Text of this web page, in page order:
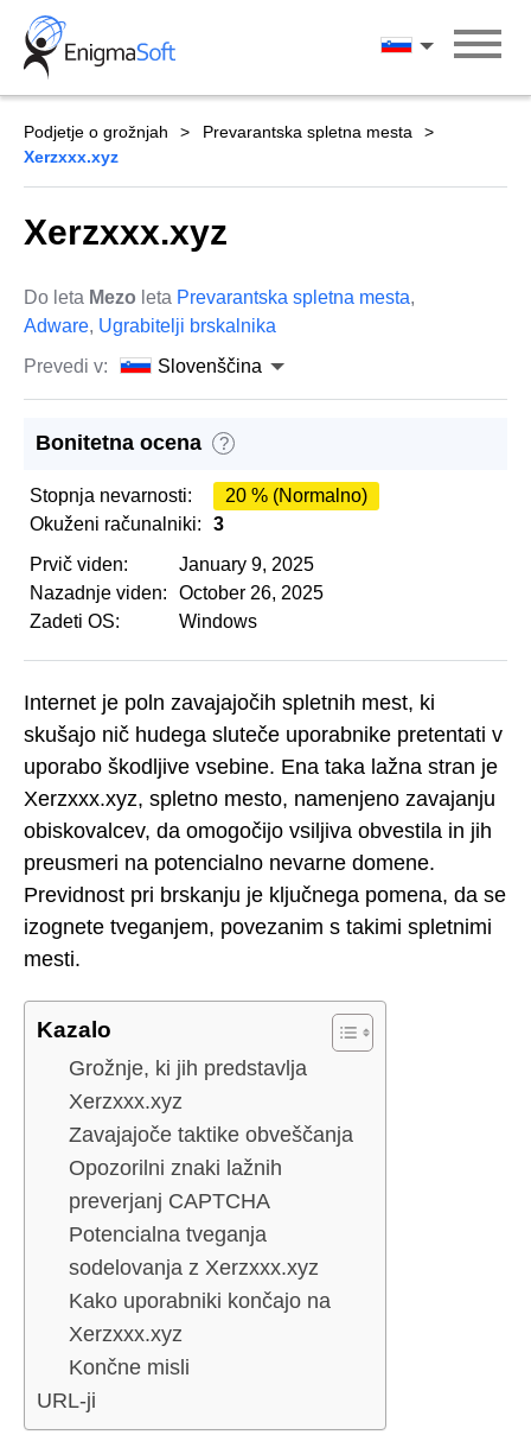
Skip
content
Slovenščina
Podjetje o grožnjah
Prevarantska spletna mesta
Xerzxxx.xyz
Xerzxxx.xyz
Do leta Mezo leta Prevarantska spletna mesta,
Adware, Ugrabitelji brskalnika
Prevedi v:
Slovenščina
Bonitetna ocena ?
Stopnja nevarnosti:
20 % (Normalno)
Okuženi računalniki:
3
Prvič viden:
January 9, 2025
Nazadnje viden:
October 26, 2025
Zadeti OS:
Windows
Internet je poln zavajajočih spletnih mest, ki
skušajo nič hudega sluteče uporabnike pretentati v
uporabo škodljive vsebine. Ena taka lažna stran je
Xerzxxx.xyz, spletno mesto, namenjeno zavajanju
obiskovalcev, da omogočijo vsiljiva obvestila in jih
preusmeri na potencialno nevarne domene.
Previdnost pri brskanju je ključnega pomena, da se
izognete tveganjem, povezanim s takimi spletnimi
mesti.
Kazalo
Grožnje, ki jih predstavlja
Xerzxxx.xyz
Zavajajoče taktike obveščanja
Opozorilni znaki lažnih
preverjanj CAPTCHA
Potencialna tveganja
sodelovanja z Xerzxxx.xyz
Kako uporabniki končajo na
Xerzxxx.xyz
Končne misli
URL-ji